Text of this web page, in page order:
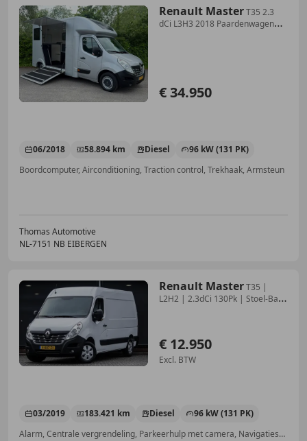
Renault MasterT35 2.3
dCi L3H3 2018 Paardenwagen
€ 34.950
06/2018 58.894 km Diesel
96 kW (131 PK)
Boordcomputer, Airconditioning, Traction control, Trekhaak, Armsteun
Thomas Automotive
NL-7151 NB EIBERGEN
Renault MasterT35 |
L2H2 | 2.3dCi 130Pk | Stoel-Bank
€ 12.950
Excl. BTW
03/2019 183.421 km Diesel
96 kW (131 PK)
Alarm, Centrale vergrendeling, Parkeerhulp met camera, Navigatiesysteem, Airconditioning, Parkeerhulp achter, Trekhaak, Bluetooth